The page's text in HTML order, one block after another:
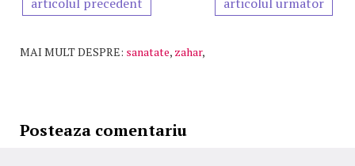
MAI MULT DESPRE: sanatate, zahar,
Posteaza comentariu